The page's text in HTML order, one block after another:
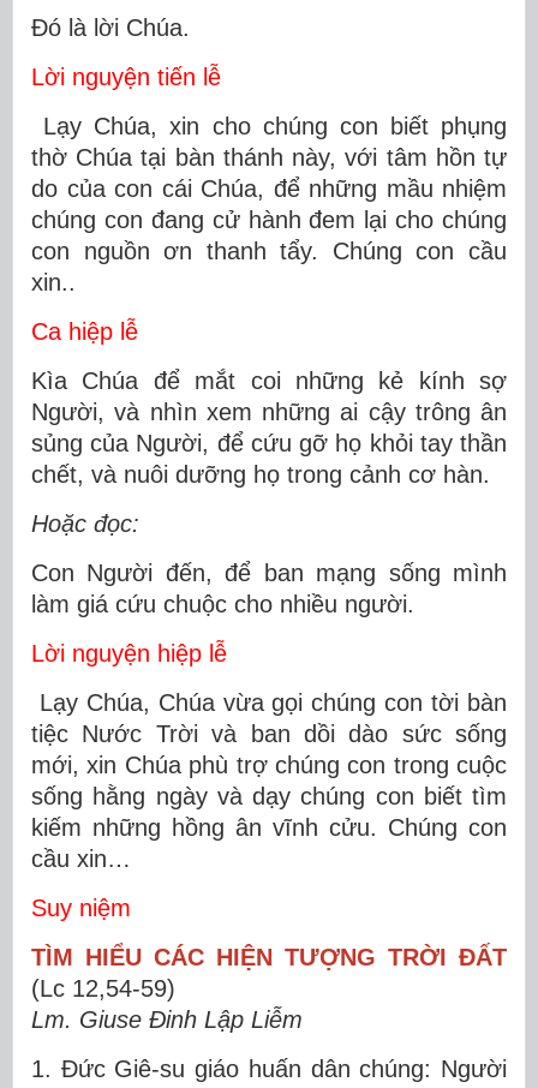
Ðó là lời Chúa.
Lời nguyện tiến lễ
Lạy Chúa, xin cho chúng con biết phụng
thờ Chúa tại bàn thánh này, với tâm hồn tự
do của con cái Chúa, để những mầu nhiệm
chúng con đang cử hành đem lại cho chúng
con nguồn ơn thanh tẩy. Chúng con cầu
xin..
Ca hiệp lễ
Kìa Chúa để mắt coi những kẻ kính sợ
Người, và nhìn xem những ai cậy trông ân
sủng của Người, để cứu gỡ họ khỏi tay thần
chết, và nuôi dưỡng họ trong cảnh cơ hàn.
Hoặc đọc:
Con Người đến, để ban mạng sống mình
làm giá cứu chuộc cho nhiều người.
Lời nguyện hiệp lễ
Lạy Chúa, Chúa vừa gọi chúng con tời bàn
tiệc Nước Trời và ban dồi dào sức sống
mới, xin Chúa phù trợ chúng con trong cuộc
sống hằng ngày và dạy chúng con biết tìm
kiếm những hồng ân vĩnh cửu. Chúng con
cầu xin…
Suy niệm
TÌM HIỂU CÁC HIỆN TƯỢNG TRỜI ĐẤT
(Lc 12,54-59)
Lm. Giuse Đinh Lập Liễm
1. Đức Giê-su giáo huấn dân chúng: Người